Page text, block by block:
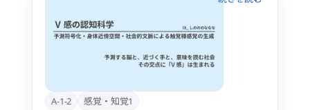
A-1-2 感覚・知覚1